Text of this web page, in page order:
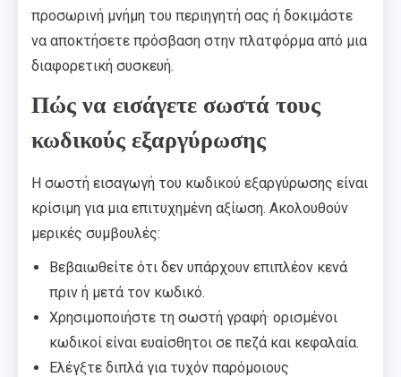
προσωρινή μνήμη του περιηγητή σας ή δοκιμάστε
να αποκτήσετε πρόσβαση στην πλατφόρμα από μια
διαφορετική συσκευή.
Πώς να εισάγετε σωστά τους
κωδικούς εξαργύρωσης
Η σωστή εισαγωγή του κωδικού εξαργύρωσης είναι
κρίσιμη για μια επιτυχημένη αξίωση. Ακολουθούν
μερικές συμβουλές:
Βεβαιωθείτε ότι δεν υπάρχουν επιπλέον κενά
πριν ή μετά τον κωδικό.
Χρησιμοποιήστε τη σωστή γραφή· ορισμένοι
κωδικοί είναι ευαίσθητοι σε πεζά και κεφαλαία.
Ελέγξτε διπλά για τυχόν παρόμοιους